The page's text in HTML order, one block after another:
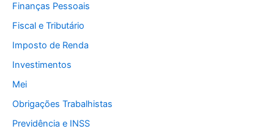
Finanças Pessoais
Fiscal e Tributário
Imposto de Renda
Investimentos
Mei
Obrigações Trabalhistas
Previdência e INSS